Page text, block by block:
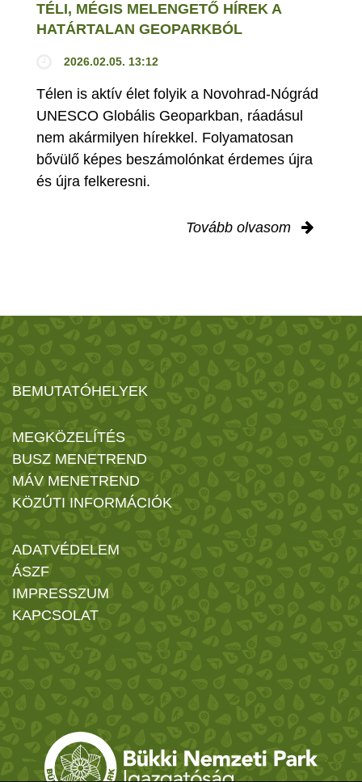
TÉLI, MÉGIS MELENGETŐ HÍREK A
HATÁRTALAN GEOPARKBÓL
2026.02.05. 13:12
Télen is aktív élet folyik a Novohrad-Nógrád
UNESCO Globális Geoparkban, ráadásul
nem akármilyen hírekkel. Folyamatosan
bővülő képes beszámolónkat érdemes újra
és újra felkeresni.
Tovább olvasom
BEMUTATÓHELYEK
MEGKÖZELÍTÉS
BUSZ MENETREND
MÁV MENETREND
KÖZÚTI INFORMÁCIÓK
ADATVÉDELEM
ÁSZF
IMPRESSZUM
KAPCSOLAT